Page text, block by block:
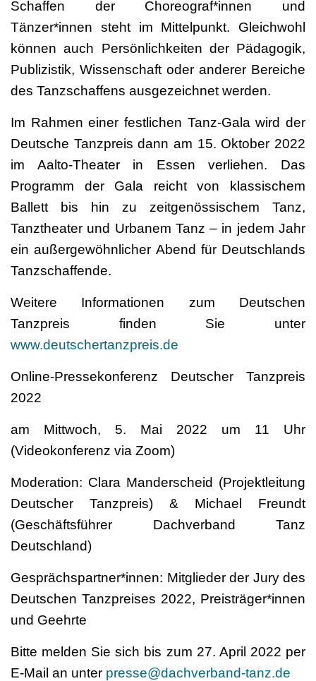
Schaffen der Choreograf*innen und
Tänzer*innen steht im Mittelpunkt. Gleichwohl
können auch Persönlichkeiten der Pädagogik,
Publizistik, Wissenschaft oder anderer Bereiche
des Tanzschaffens ausgezeichnet werden.
Im Rahmen einer festlichen Tanz-Gala wird der
Deutsche Tanzpreis dann am 15. Oktober 2022
im Aalto-Theater in Essen verliehen. Das
Programm der Gala reicht von klassischem
Ballett bis hin zu zeitgenössischem Tanz,
Tanztheater und Urbanem Tanz – in jedem Jahr
ein außergewöhnlicher Abend für Deutschlands
Tanzschaffende.
Weitere Informationen zum Deutschen
Tanzpreis finden Sie unter
www.deutschertanzpreis.de
Online-Pressekonferenz Deutscher Tanzpreis
2022
am Mittwoch, 5. Mai 2022 um 11 Uhr
(Videokonferenz via Zoom)
Moderation: Clara Manderscheid (Projektleitung
Deutscher Tanzpreis) & Michael Freundt
(Geschäftsführer Dachverband Tanz
Deutschland)
Gesprächspartner*innen: Mitglieder der Jury des
Deutschen Tanzpreises 2022, Preisträger*innen
und Geehrte
Bitte melden Sie sich bis zum 27. April 2022 per
E-Mail an unter presse@dachverband-tanz.de